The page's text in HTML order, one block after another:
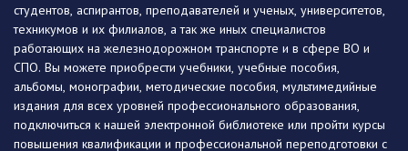
студентов, аспирантов, преподавателей и ученых, университетов,
техникумов и их филиалов, а так же иных специалистов
работающих на железнодорожном транспорте и в сфере ВО и
СПО. Вы можете приобрести учебники, учебные пособия,
альбомы, монографии, методические пособия, мультимедийные
издания для всех уровней профессионального образования,
подключиться к нашей электронной библиотеке или пройти курсы
повышения квалификации и профессиональной переподготовки с